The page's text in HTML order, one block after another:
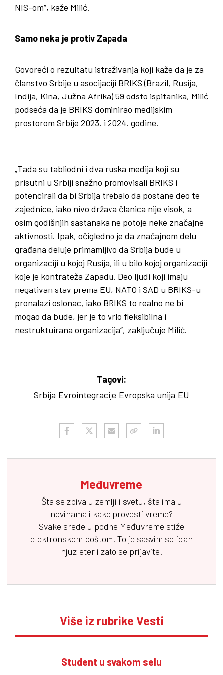
NIS-om“, kaže Milić.
Samo neka je protiv Zapada
Govoreći o rezultatu istraživanja koji kaže da je za
članstvo Srbije u asocijaciji BRIKS (Brazil, Rusija,
Indija, Kina, Južna Afrika) 59 odsto ispitanika, Milić
podseća da je BRIKS dominirao medijskim
prostorom Srbije 2023. i 2024. godine.
„Tada su tabliodni i dva ruska medija koji su
prisutni u Srbiji snažno promovisali BRIKS i
potencirali da bi Srbija trebalo da postane deo te
zajednice, iako nivo država članica nije visok, a
osim godišnjih sastanaka ne potoje neke značajne
aktivnosti. Ipak, očigledno je da značajnom delu
građana deluje primamljivo da Srbija bude u
organizaciji u kojoj Rusija, ili u bilo kojoj organizaciji
koje je kontrateža Zapadu. Deo ljudi koji imaju
negativan stav prema EU, NATO i SAD u BRIKS-u
pronalazi oslonac, iako BRIKS to realno ne bi
mogao da bude, jer je to vrlo fleksibilna i
nestruktuirana organizacija“, zaključuje Milić.
Tagovi:
Srbija Evrointegracije Evropska unija EU
Međuvreme
Šta se zbiva u zemlji i svetu, šta ima u
novinama i kako provesti vreme?
Svake srede u podne Međuvreme stiže
elektronskom poštom. To je sasvim solidan
njuzleter i zato se prijavite!
Više iz rubrike Vesti
Student u svakom selu